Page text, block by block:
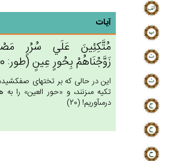
آیات
مُتَّكِئِين‌َ عَلَي‌ سُرُرٍ
زَوَّجْنَاهُمْ‌ بِحُورٍ عِين‌ٍ (طور: 20)
اين در حالى كه بر تختهاى
تكيه مى‏زنند، و «حور العين» را
درمى‏آوريم! (20)